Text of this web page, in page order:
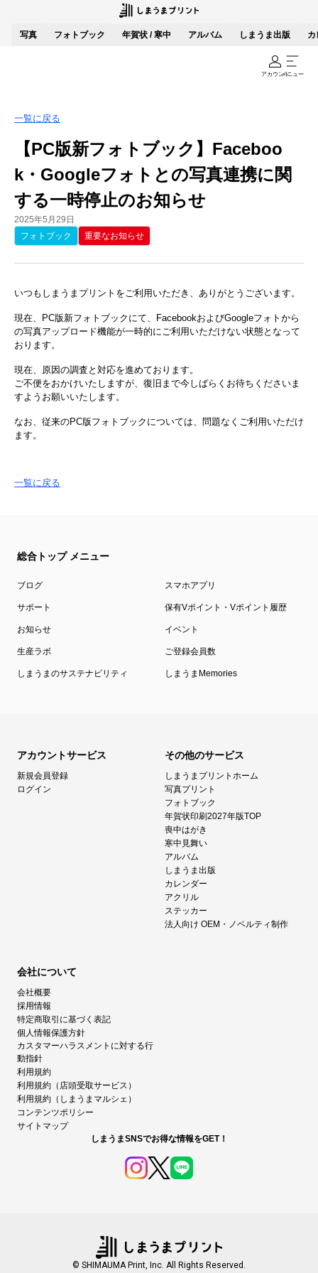
写真 フォトブック 年賀状 / 寒中 アルバム しまうま出版 カ
アカウントメニュー
一覧に戻る
【PC版新フォトブック】Faceboo
k・Googleフォトとの写真連携に関
する一時停止のお知らせ
2025年5月29日
フォトブック
重要なお知らせ
いつもしまうまプリントをご利用いただき、ありがとうございます。
現在、PC版新フォトブックにて、FacebookおよびGoogleフォトから
の写真アップロード機能が一時的にご利用いただけない状態となって
おります。
現在、原因の調査と対応を進めております。
ご不便をおかけいたしますが、復旧まで今しばらくお待ちくださいま
すようお願いいたします。
なお、従来のPC版フォトブックについては、問題なくご利用いただけ
ます。
一覧に戻る
総合トップ メニュー
ブログ スマホアプリ
サポート 保有Vポイント・Vポイント履歴
お知らせ イベント
生産ラボ ご登録会員数
しまうまのサステナビリティ しまうまMemories
アカウントサービス
新規会員登録
ログイン
その他のサービス
しまうまプリントホーム
写真プリント
フォトブック
年賀状印刷2027年版TOP
喪中はがき
寒中見舞い
アルバム
しまうま出版
カレンダー
アクリル
ステッカー
法人向け OEM・ノベルティ制作
会社について
会社概要
採用情報
特定商取引に基づく表記
個人情報保護方針
カスタマーハラスメントに対する行
動指針
利用規約
利用規約（店頭受取サービス）
利用規約（しまうまマルシェ）
コンテンツポリシー
サイトマップ
しまうまSNSでお得な情報をGET！
© SHIMAUMA Print, Inc. All Rights Reserved.